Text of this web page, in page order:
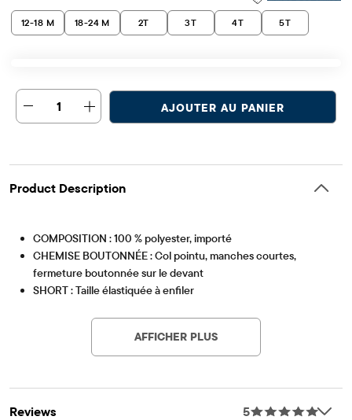
12-18 M 18-24 M 2T 3T 4T 5T
1 AJOUTER AU PANIER
Product Description
COMPOSITION : 100 % polyester, importé
CHEMISE BOUTONNÉE : Col pointu, manches courtes,
fermeture boutonnée sur le devant
SHORT : Taille élastiquée à enfiler
AFFICHER PLUS
Reviews 5